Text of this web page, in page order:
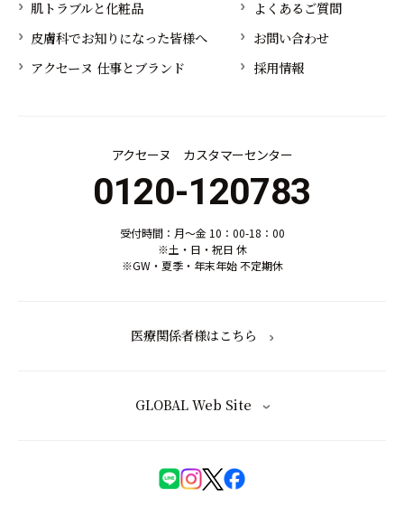
肌トラブルと化粧品
よくあるご質問
皮膚科でお知りになった皆様へ
お問い合わせ
アクセーヌ 仕事とブランド
採用情報
アクセーヌ カスタマーセンター
0120-120783
受付時間：月～金 10：00-18：00
※土・日・祝日 休
※GW・夏季・年末年始 不定期休
医療関係者様はこちら
GLOBAL Web Site